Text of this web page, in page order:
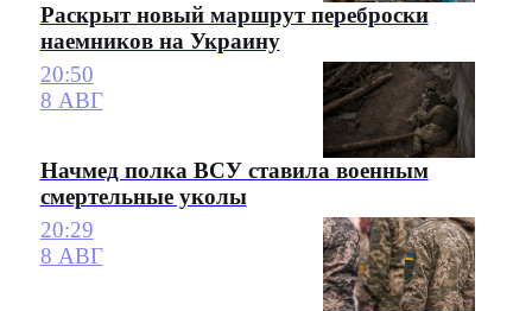
Раскрыт новый маршрут переброски
наемников на Украину
20:50
8 АВГ
Начмед полка ВСУ ставила военным
смертельные уколы
20:29
8 АВГ